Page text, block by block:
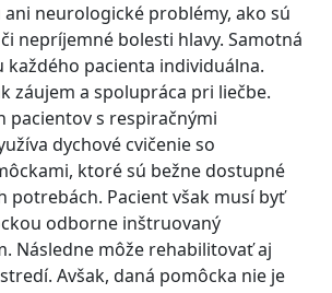
ani neurologické problémy, ako sú
nepríjemné bolesti hlavy. Samotná
každého pacienta individuálna.
záujem a spolupráca pri liečbe.
pacientov s respiračnými
dychové cvičenie so
ktoré sú bežne dostupné
potrebách. Pacient však musí byť
odborne inštruovaný
Následne môže rehabilitovať aj
Avšak, daná pomôcka nie je